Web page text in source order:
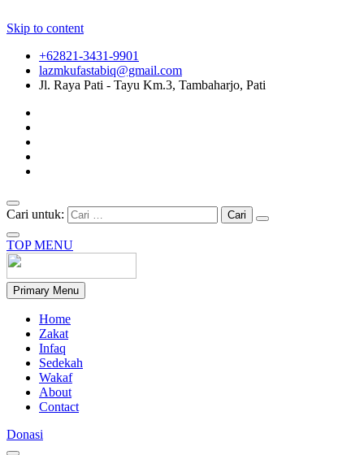
Skip to content
+62821-3431-9901
lazmkufastabiq@gmail.com
Jl. Raya Pati - Tayu Km.3, Tambaharjo, Pati
Cari untuk:
TOP MENU
Primary Menu
Home
Zakat
Infaq
Sedekah
Wakaf
About
Contact
Donasi